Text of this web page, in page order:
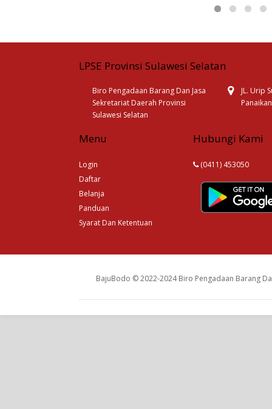
LPSE Provinsi Sulawesi Selatan
Biro Pengadaan Barang Dan Jasa
Sekretariat Daerah Provinsi
Sulawesi Selatan
JL. Urip
Menu
Login
Daftar
Belanja
Panduan
Syarat Dan Ketentuan
Hubungi Kami
(0411) 453050
BajuBodo © 2022-2024 Biro Pengadaan Barang